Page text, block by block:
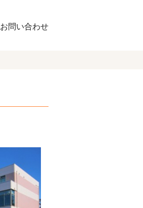
お問い合わせ